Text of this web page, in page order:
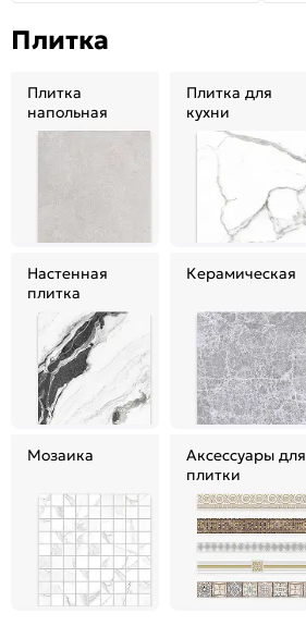
Плитка
Плитка
напольная
Плитка для
кухни
Настенная
плитка
Керамическая
Мозаика
Аксессуары для
плитки